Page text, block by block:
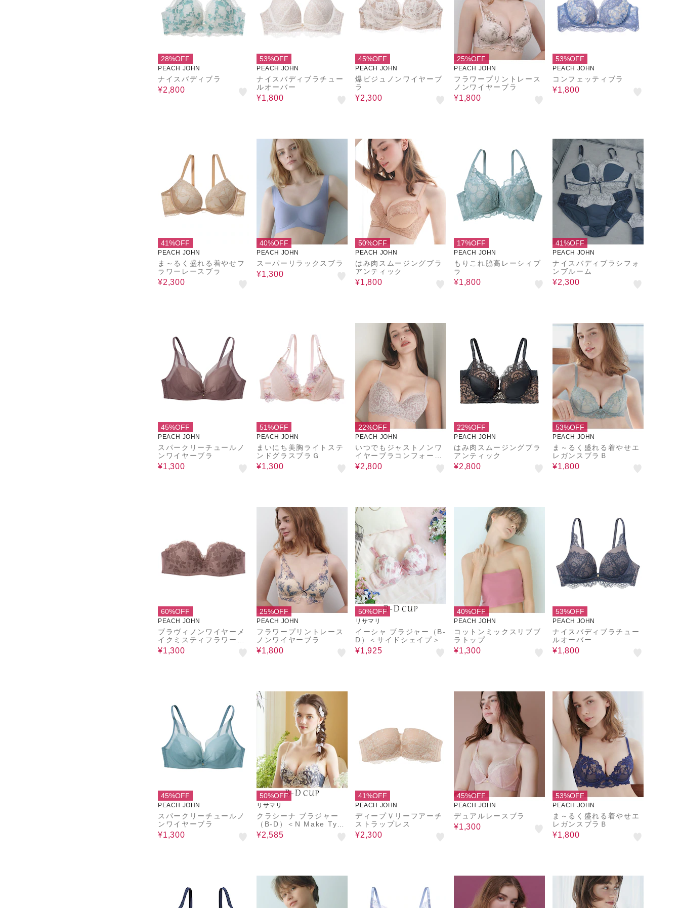
28%OFF
PEACH JOHN
ナイスバディブラ
¥2,800
53%OFF
PEACH JOHN
ナイスバディブラチュー
ルオーバー
¥1,800
45%OFF
PEACH JOHN
爆ビジュノンワイヤーブ
ラ
¥2,300
25%OFF
PEACH JOHN
フラワープリントレース
ノンワイヤーブラ
¥1,800
53%OFF
PEACH JOHN
コンフェッティブラ
¥1,800
41%OFF
PEACH JOHN
ま～るく盛れる着やせフ
ラワーレースブラ
¥2,300
40%OFF
PEACH JOHN
スーパーリラックスブラ
¥1,300
50%OFF
PEACH JOHN
はみ肉スムージングブラ
アンティック
¥1,800
17%OFF
PEACH JOHN
もりこれ脇高レーシィブ
ラ
¥1,800
41%OFF
PEACH JOHN
ナイスバディブラシフォ
ンブルーム
¥2,300
45%OFF
PEACH JOHN
スパークリーチュールノ
ンワイヤーブラ
¥1,300
51%OFF
PEACH JOHN
まいにち美胸ライトステ
ンドグラスブラＧ
¥1,300
22%OFF
PEACH JOHN
いつでもジャストノンワ
イヤーブラコンフォート
Ｃ
¥2,800
22%OFF
PEACH JOHN
はみ肉スムージングブラ
アンティック
¥2,800
53%OFF
PEACH JOHN
ま～るく盛れる着やせエ
レガンスブラＢ
¥1,800
60%OFF
PEACH JOHN
ブラヴィノンワイヤーメ
イクミスティフラワース
トラップレス
¥1,300
25%OFF
PEACH JOHN
フラワープリントレース
ノンワイヤーブラ
¥1,800
50%OFF
リサマリ
イーシャ ブラジャー（B-
D）＜サイドシェイプ＞
¥1,925
40%OFF
PEACH JOHN
コットンミックスリブブ
ラトップ
¥1,300
53%OFF
PEACH JOHN
ナイスバディブラチュー
ルオーバー
¥1,800
45%OFF
PEACH JOHN
スパークリーチュールノ
ンワイヤーブラ
¥1,300
50%OFF
リサマリ
クラシーナ ブラジャー
（B-D）＜N Make Type
＞
¥2,585
41%OFF
PEACH JOHN
ディープＶリーフアーチ
ストラップレス
¥2,300
45%OFF
PEACH JOHN
デュアルレースブラ
¥1,300
53%OFF
PEACH JOHN
ま～るく盛れる着やせエ
レガンスブラＢ
¥1,800